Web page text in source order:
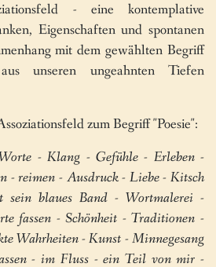
- eine kontemplative
Eigenschaften und spontanen
mit dem gewählten Begriff
unseren ungeahnten Tiefen
zum Begriff "Poesie":
- Klang - Gefühle - Erleben -
- reimen - Ausdruck - Liebe - Kitsch
blaues Band - Wortmalerei -
fassen - Schönheit - Traditionen -
Wahrheiten - Kunst - Minnegesang
- im Fluss - ein Teil von mir -